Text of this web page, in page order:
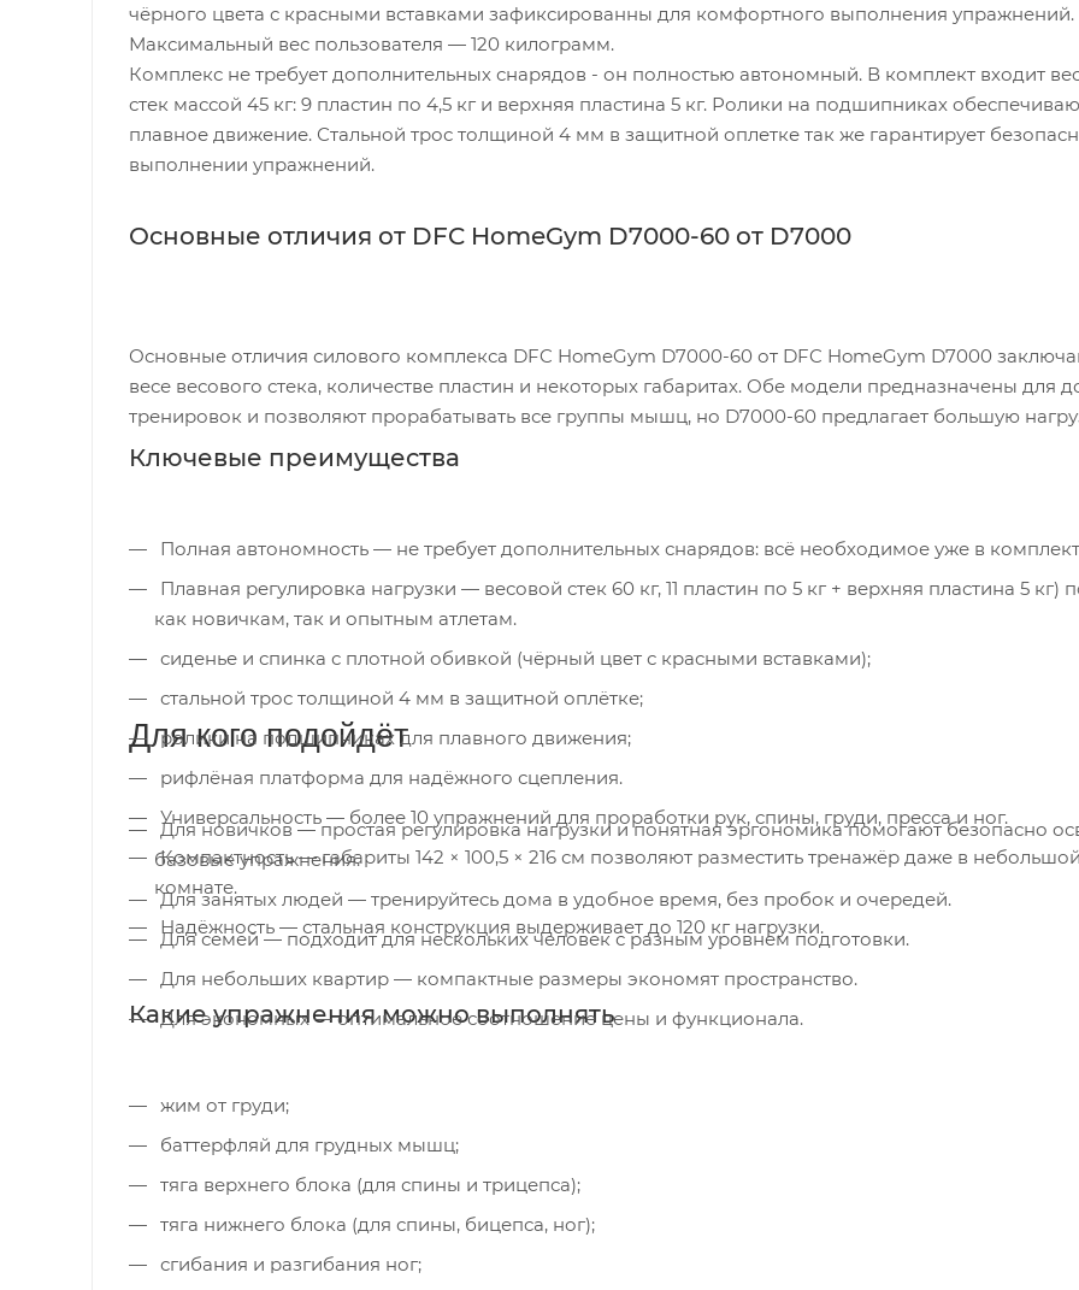
чёрного цвета с красными вставками зафиксированны для комфортного выполнения упражнений.
Максимальный вес пользователя — 120 килограмм.
Комплекс не требует дополнительных снарядов - он полностью автономный. В комплект входит
стек массой 45 кг: 9 пластин по 4,5 кг и верхняя пластина 5 кг. Ролики на подшипниках
плавное движение. Стальной трос толщиной 4 мм в защитной оплетке так же гарантирует
выполнении упражнений.
Основные отличия от DFC HomeGym D7000-60 от D7000
Основные отличия силового комплекса DFC HomeGym D7000-60 от DFC HomeGym D7000
весе весового стека, количестве пластин и некоторых габаритах. Обе модели предназначены для
тренировок и позволяют прорабатывать все группы мышц, но D7000-60 предлагает большую
Ключевые преимущества
Полная автономность — не требует дополнительных снарядов: всё необходимое уже в
Плавная регулировка нагрузки — весовой стек 60 кг, 11 пластин по 5 кг + верхняя пластина 5 кг)
как новичкам, так и опытным атлетам.
сиденье и спинка с плотной обивкой (чёрный цвет с красными вставками);
стальной трос толщиной 4 мм в защитной оплётке;
ролики на подшипниках для плавного движения;
рифлёная платформа для надёжного сцепления.
Универсальность — более 10 упражнений для проработки рук, спины, груди, пресса и ног.
Компактность — габариты 142 × 100,5 × 216 см позволяют разместить тренажёр даже в небольшой
комнате.
Надёжность — стальная конструкция выдерживает до 120 кг нагрузки.
Для кого подойдёт
Для новичков — простая регулировка нагрузки и понятная эргономика помогают безопасно
базовые упражнения.
Для занятых людей — тренируйтесь дома в удобное время, без пробок и очередей.
Для семей — подходит для нескольких человек с разным уровнем подготовки.
Для небольших квартир — компактные размеры экономят пространство.
Для экономных — оптимальное соотношение цены и функционала.
Какие упражнения можно выполнять
жим от груди;
баттерфляй для грудных мышц;
тяга верхнего блока (для спины и трицепса);
тяга нижнего блока (для спины, бицепса, ног);
сгибания и разгибания ног;